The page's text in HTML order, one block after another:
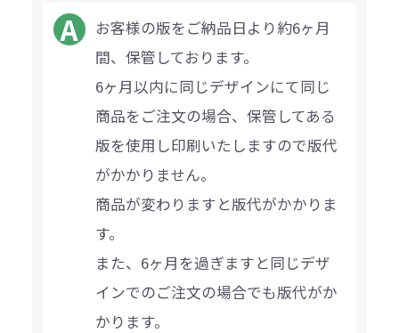
お客様の版をご納品日より約6ヶ月
間、保管しております。
6ヶ月以内に同じデザインにて同じ
商品をご注文の場合、保管してある
版を使用し印刷いたしますので版代
がかかりません。
商品が変わりますと版代がかかりま
す。
また、6ヶ月を過ぎますと同じデザ
インでのご注文の場合でも版代がか
かります。